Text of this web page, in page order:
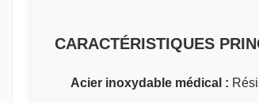
CARACTÉRISTIQUES
Acier inoxydable médical :